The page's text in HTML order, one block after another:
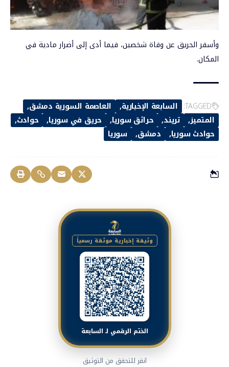
وأسفر الحريق عن وفاة شخصين، فيما أدى إلى أضرار مادية في
المكان.
TAGGED: السابعة الإخبارية
العاصمة السورية دمشق
المتميز
تريند حرائق سوريا حريق في سوريا
حوادث
حوادث سوريا
دمشق سوريا
وثيقة إخبارية موثقة رسمياً
الختم الرقمي لـ السابعة
انقر للتحقق من التوثيق